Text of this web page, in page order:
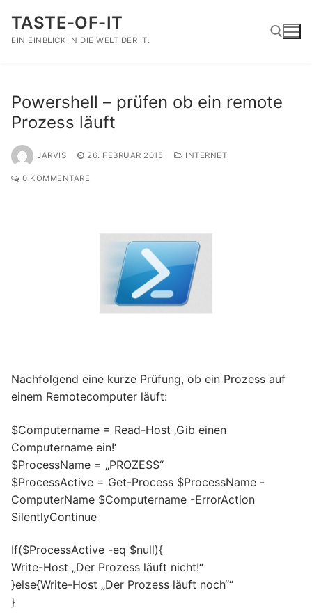
Inhalt
springen
TASTE-OF-IT
EIN EINBLICK IN DIE WELT DER IT.
Powershell – prüfen ob ein remote
Prozess läuft
JARVIS 26. FEBRUAR 2015 INTERNET
0 KOMMENTARE
Nachfolgend eine kurze Prüfung, ob ein Prozess auf
einem Remotecomputer läuft:
$Computername = Read-Host ‚Gib einen
Computername ein!‘
$ProcessName = „PROZESS“
$ProcessActive = Get-Process $ProcessName -
ComputerName $Computername -ErrorAction
SilentlyContinue
If($ProcessActive -eq $null){
Write-Host „Der Prozess läuft nicht!“
}else{Write-Host „Der Prozess läuft noch““
}